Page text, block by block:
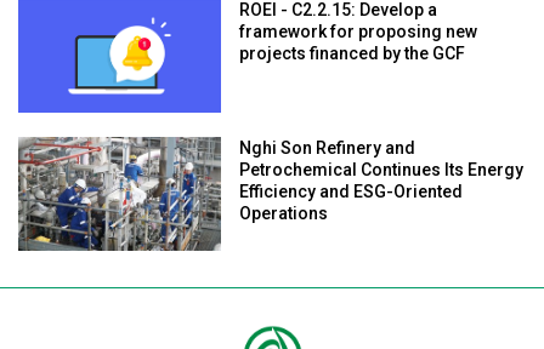
ROEI - C2.2.15: Develop a
framework for proposing new
projects financed by the GCF
Nghi Son Refinery and
Petrochemical Continues Its Energy
Efficiency and ESG-Oriented
Operations